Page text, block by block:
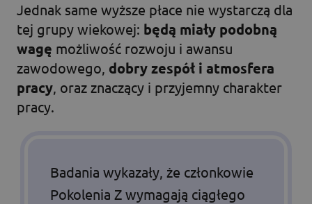
Jednak same wyższe płace nie wystarczą dla
tej grupy wiekowej: będą miały podobną
wagę możliwość rozwoju i awansu
zawodowego, dobry zespół i atmosfera
pracy, oraz znaczący i przyjemny charakter
pracy.
Badania wykazały, że członkowie
Pokolenia Z wymagają ciągłego